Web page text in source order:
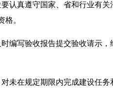
认真遵守国家、省和行业有
。
编写验收报告提交验收请示
未在规定期限内完成建设任